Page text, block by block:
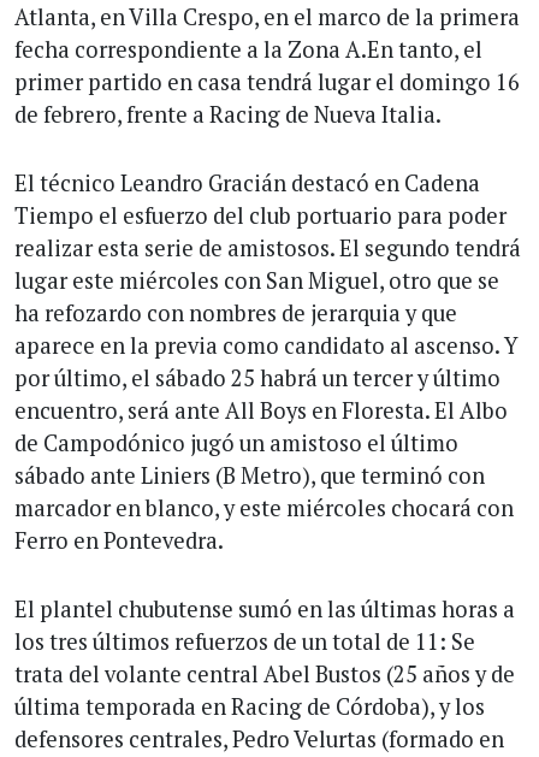
Atlanta, en Villa Crespo, en el marco de la primera
fecha correspondiente a la Zona A.En tanto, el
primer partido en casa tendrá lugar el domingo 16
de febrero, frente a Racing de Nueva Italia.
El técnico Leandro Gracián destacó en Cadena
Tiempo el esfuerzo del club portuario para poder
realizar esta serie de amistosos. El segundo tendrá
lugar este miércoles con San Miguel, otro que se
ha refozardo con nombres de jerarquia y que
aparece en la previa como candidato al ascenso. Y
por último, el sábado 25 habrá un tercer y último
encuentro, será ante All Boys en Floresta. El Albo
de Campodónico jugó un amistoso el último
sábado ante Liniers (B Metro), que terminó con
marcador en blanco, y este miércoles chocará con
Ferro en Pontevedra.
El plantel chubutense sumó en las últimas horas a
los tres últimos refuerzos de un total de 11: Se
trata del volante central Abel Bustos (25 años y de
última temporada en Racing de Córdoba), y los
defensores centrales, Pedro Velurtas (formado en